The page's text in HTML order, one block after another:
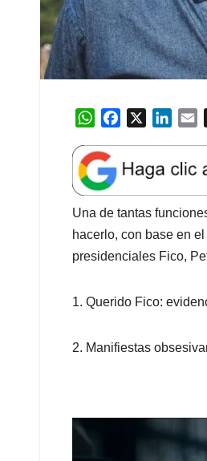
W
a
t
s
A
p
p
e
b
o
o
k
k
e
d
I
n
l
Una de tantas
hacerlo, con base en
presidenciales Fico,
1. Querido Fico:
2. Manifiestas